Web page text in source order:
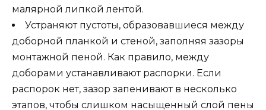
малярной липкой лентой.
Устраняют пустоты, образовавшиеся между
доборной планкой и стеной, заполняя зазоры
монтажной пеной. Как правило, между
доборами устанавливают распорки. Если
распорок нет, зазор запенивают в несколько
этапов, чтобы слишком насыщенный слой пены